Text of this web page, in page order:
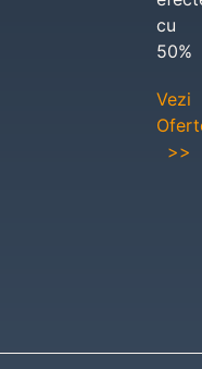
cu
50%
Vezi
>>